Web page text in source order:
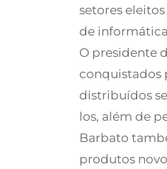
setores
de
O presidente
conquistados
distribuídos
los, além de
Barbato
produtos